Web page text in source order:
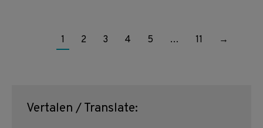
1 2 3 4 5 … 11 →
Vertalen / Translate: